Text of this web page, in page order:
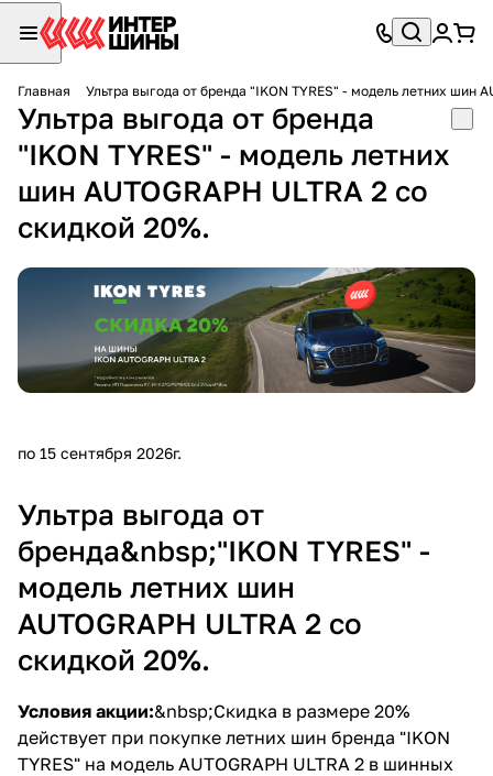
Главная Ультра выгода от бренда "IKON TYRES" - модель летних шин
Ультра выгода от бренда
"IKON TYRES" - модель летних
шин AUTOGRAPH ULTRA 2 со
скидкой 20%.
по 15 сентября 2026г.
Ультра выгода от
бренда&nbsp;"IKON TYRES" -
модель летних шин
AUTOGRAPH ULTRA 2 со
скидкой 20%.
Условия акции:&nbsp;Скидка в размере 20%
действует при покупке летних шин бренда "IKON
TYRES" на модель AUTOGRAPH ULTRA 2 в шинных